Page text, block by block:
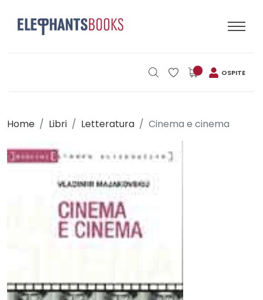
OSPITE
Home Libri Letteratura Cinema e cinema